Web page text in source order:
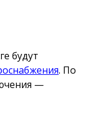
будут
. По
—